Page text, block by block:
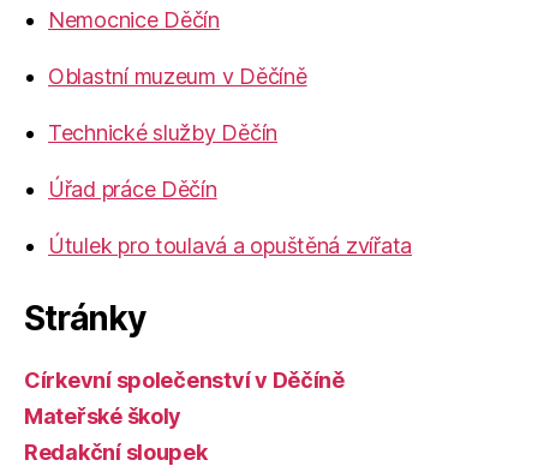
Nemocnice Děčín
Oblastní muzeum v Děčíně
Technické služby Děčín
Úřad práce Děčín
Útulek pro toulavá a opuštěná zvířata
Stránky
Církevní společenství v Děčíně
Mateřské školy
Redakční sloupek